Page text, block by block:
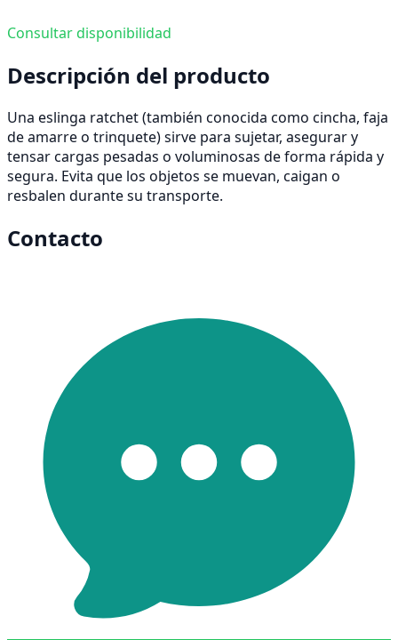
Consultar disponibilidad
Descripción del producto
Una eslinga ratchet (también conocida como cincha, faja
de amarre o trinquete) sirve para sujetar, asegurar y
tensar cargas pesadas o voluminosas de forma rápida y
segura. Evita que los objetos se muevan, caigan o
resbalen durante su transporte.
Contacto